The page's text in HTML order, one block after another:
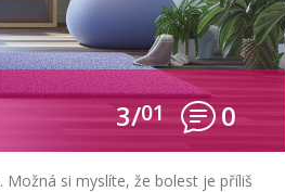
3/01 0
si myslíte, že bolest je příliš